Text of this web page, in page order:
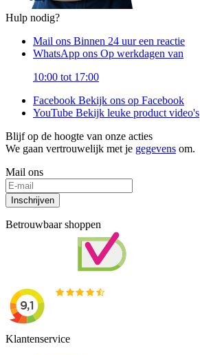
Hulp nodig?
Mail ons Binnen 24 uur een reactie
WhatsApp ons Op werkdagen van
10:00 tot 17:00
Facebook Bekijk ons op Facebook
YouTube Bekijk leuke product video's
Blijf op de hoogte van onze acties
We gaan vertrouwelijk met je gegevens om.
Mail ons
Inschrijven
Betrouwbaar shoppen
Klantenservice